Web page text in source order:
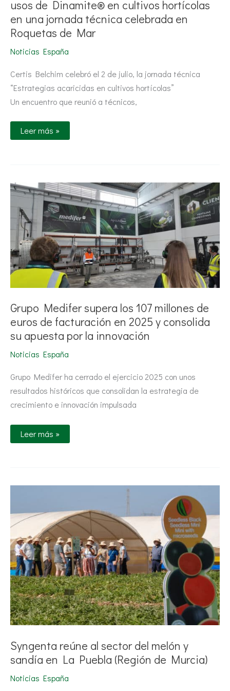
usos de Dinamite® en cultivos hortícolas
en una jornada técnica celebrada en
Roquetas de Mar
Noticias España
Certis Belchim celebró el 2 de julio, la jornada técnica
“Estrategias acaricidas en cultivos hortícolas”
Un encuentro que reunió a técnicos,
Leer más »
Grupo Medifer supera los 107 millones de
euros de facturación en 2025 y consolida
su apuesta por la innovación
Noticias España
Grupo Medifer ha cerrado el ejercicio 2025 con unos
resultados históricos que consolidan la estrategia de
crecimiento e innovación impulsada
Grupo
Medifer
supera
los
107
millones
de
euros
de
facturación
en
apuesta
por
la
innovación
Leer más »
Syngenta reúne al sector del melón y
sandía en La Puebla (Región de Murcia)
Noticias España
Syngenta
sector
del
melón
y
sandía
en
La
Puebla
(Región
de
Murcia)